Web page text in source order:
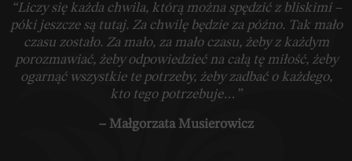
“Liczy się każda chwila, którą można spędzić z bliskimi –
póki jeszcze są tutaj. Za chwilę będzie za późno. Tak mało
czasu zostało. Za mało, za mało czasu, żeby z każdym
porozmawiać, żeby odpowiedzieć na całą tę miłość, żeby
ogarnąć wszystkie te potrzeby, żeby zadbać o każdego,
kto tego potrzebuje…”
– Małgorzata Musierowicz